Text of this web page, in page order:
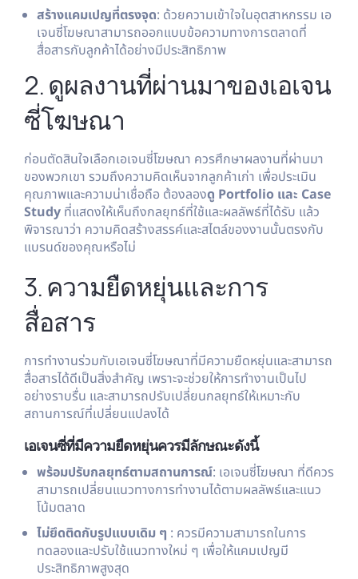
สร้างแคมเปญที่ตรงจุด: ด้วยความเข้าใจในอุตสาหกรรม เอ
เจนซี่โฆษณาสามารถออกแบบข้อความทางการตลาดที่
สื่อสารกับลูกค้าได้อย่างมีประสิทธิภาพ
2. ดูผลงานที่ผ่านมาของเอเจน
ซี่โฆษณา
ก่อนตัดสินใจเลือกเอเจนซี่โฆษณา ควรศึกษาผลงานที่ผ่านมา
ของพวกเขา รวมถึงความคิดเห็นจากลูกค้าเก่า เพื่อประเมิน
คุณภาพและความน่าเชื่อถือ ต้องลองดู Portfolio และ Case
Study ที่แสดงให้เห็นถึงกลยุทธ์ที่ใช้และผลลัพธ์ที่ได้รับ แล้ว
พิจารณาว่า ความคิดสร้างสรรค์และสไตล์ของงานนั้นตรงกับ
แบรนด์ของคุณหรือไม่
3. ความยืดหยุ่นและการ
สื่อสาร
การทำงานร่วมกับเอเจนซี่โฆษณาที่มีความยืดหยุ่นและสามารถ
สื่อสารได้ดีเป็นสิ่งสำคัญ เพราะจะช่วยให้การทำงานเป็นไป
อย่างราบรื่น และสามารถปรับเปลี่ยนกลยุทธ์ให้เหมาะกับ
สถานการณ์ที่เปลี่ยนแปลงได้
เอเจนซี่ที่มีความยืดหยุ่นควรมีลักษณะดังนี้
พร้อมปรับกลยุทธ์ตามสถานการณ์: เอเจนซี่โฆษณา ที่ดีควร
สามารถเปลี่ยนแนวทางการทำงานได้ตามผลลัพธ์และแนว
โน้มตลาด
ไม่ยึดติดกับรูปแบบเดิม ๆ : ควรมีความสามารถในการ
ทดลองและปรับใช้แนวทางใหม่ ๆ เพื่อให้แคมเปญมี
ประสิทธิภาพสูงสุด